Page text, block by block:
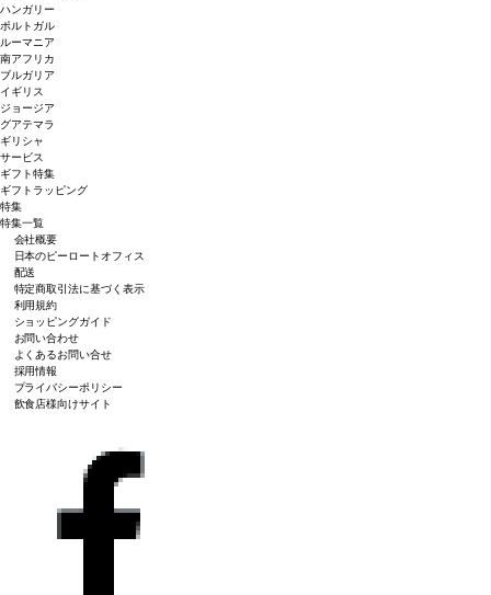
ハンガリー
ポルトガル
ルーマニア
南アフリカ
ブルガリア
イギリス
ジョージア
グアテマラ
ギリシャ
サービス
ギフト特集
ギフトラッピング
特集
特集一覧
会社概要
日本のピーロートオフィス
配送
特定商取引法に基づく表示
利用規約
ショッピングガイド
お問い合わせ
よくあるお問い合せ
採用情報
プライバシーポリシー
飲食店様向けサイト